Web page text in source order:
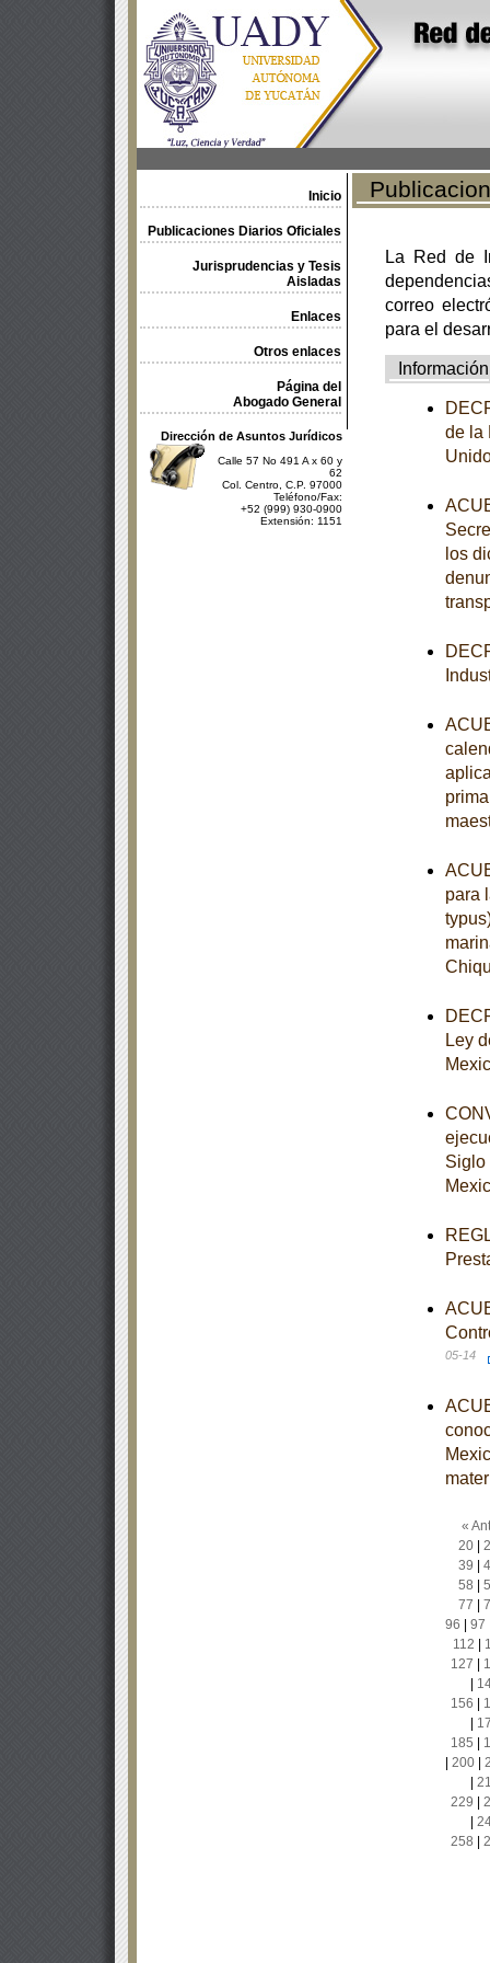
Inicio
Publicaciones Diarios Oficiales
Jurisprudencias y Tesis
Aisladas
Enlaces
Otros enlaces
Página del
Abogado General
Dirección de Asuntos Jurídicos
Calle 57 No 491 A x 60 y
62
Col. Centro, C.P. 97000
Teléfono/Fax:
+52 (999) 930-0900
Extensión: 1151
La Red de
correo
para el
Información
de la
los
para
Ley
Siglo
05-14
«
20|
39
58
77
96
97
112
127
156
185
200|
229
258